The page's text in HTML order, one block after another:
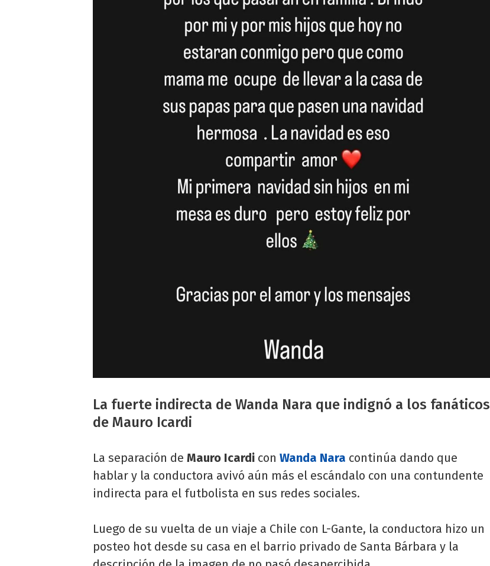
La fuerte indirecta de Wanda Nara que indignó a los fanáticos
de Mauro Icardi
La separación de Mauro Icardi con Wanda Nara continúa dando que
hablar y la conductora avivó aún más el escándalo con una contundente
indirecta para el futbolista en sus redes sociales.
Luego de su vuelta de un viaje a Chile con L-Gante, la conductora hizo un
posteo hot desde su casa en el barrio privado de Santa Bárbara y la